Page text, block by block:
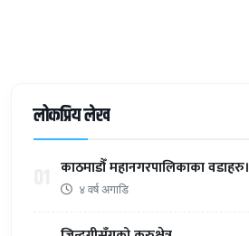
लोकप्रिय लेख
काठमाडौँ महानगरपालिकाका वडाहरु।
४ वर्ष अगाडि